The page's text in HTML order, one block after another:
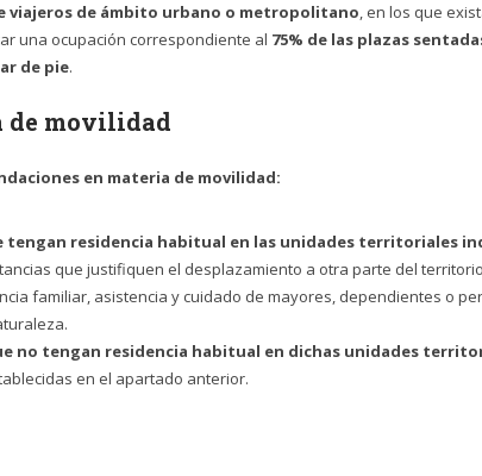
viajeros de ámbito urbano o metropolitano, en los que
una ocupación correspondiente al 75% de las plazas
de pie.
de movilidad
en materia de movilidad:
tengan residencia habitual en las unidades territoriales
que justifiquen el desplazamiento a otra parte del
familiar, asistencia y cuidado de mayores, dependientes o
no tengan residencia habitual en dichas unidades
en el apartado anterior.